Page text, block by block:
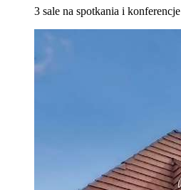
3 sale na spotkania i konferencje